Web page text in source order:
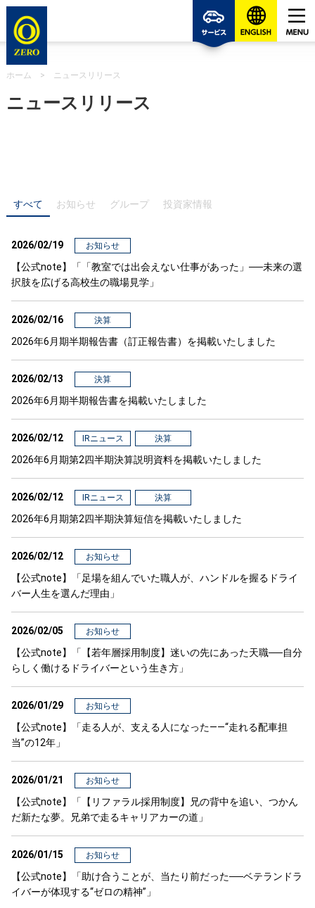
ゼロの
ホーム > ニュースリリース
ニュースリリース
すべて お知らせ グループ 投資家情報
2026/02/19 お知らせ
【公式note】「「教室では出会えない仕事があった」──未来の選
択肢を広げる高校生の職場見学」
2026/02/16 決算
2026年6月期半期報告書（訂正報告書）を掲載いたしました
2026/02/13 決算
2026年6月期半期報告書を掲載いたしました
2026/02/12 IRニュース 決算
2026年6月期第2四半期決算説明資料を掲載いたしました
2026/02/12 IRニュース 決算
2026年6月期第2四半期決算短信を掲載いたしました
2026/02/12 お知らせ
【公式note】「足場を組んでいた職人が、ハンドルを握るドライ
バー人生を選んだ理由」
2026/02/05 お知らせ
【公式note】「【若年層採用制度】迷いの先にあった天職──自分
らしく働けるドライバーという生き方」
2026/01/29 お知らせ
【公式note】「走る人が、支える人になった——“走れる配車担
当”の12年」
2026/01/21 お知らせ
【公式note】「【リファラル採用制度】兄の背中を追い、つかん
だ新たな夢。兄弟で走るキャリアカーの道」
2026/01/15 お知らせ
【公式note】「助け合うことが、当たり前だった──ベテランドラ
イバーが体現する“ゼロの精神”」